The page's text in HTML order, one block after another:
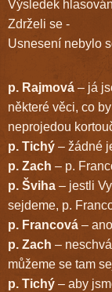
Výsledek
Zdrželi se -
Usnesení nebylo
p. Rajmová – já
některé věci, co
neprojedou
p. Tichý – žádné
p. Zach – p.
p. Šviha – jestli
sejdeme, p.
p. Francová –
p. Zach –
můžeme se tam
p. Tichý – aby